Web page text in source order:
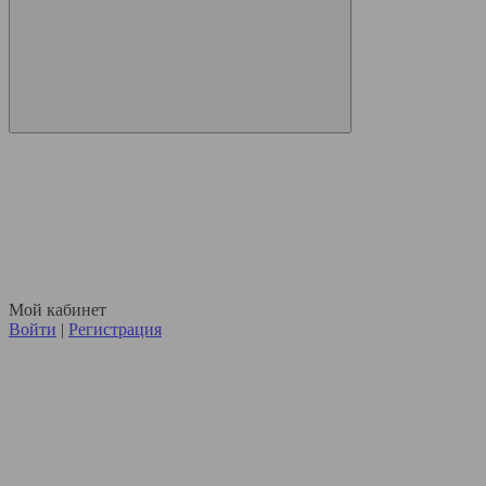
Мой кабинет
Войти | Регистрация